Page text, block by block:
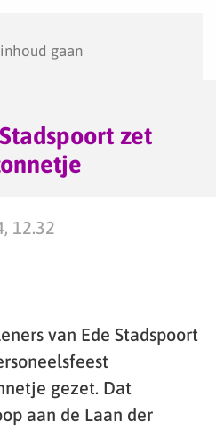
gaan
zet
12.32
van Ede Stadspoort
gezet. Dat
aan de Laan der